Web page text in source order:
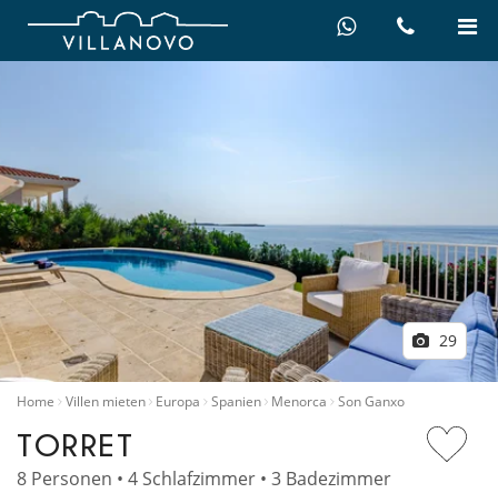
29
Home Villen mieten Europa Spanien Menorca Son Ganxo
TORRET
8 Personen • 4 Schlafzimmer • 3 Badezimmer